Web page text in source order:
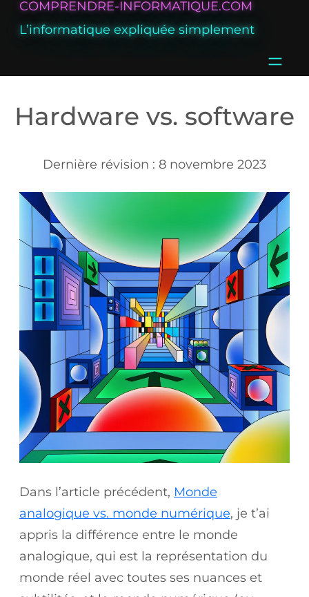
AllerCOMPRENDRE-INFORMATIQUE.COM
L’informatique expliquée simplement
Hardware vs. software
8 novembre 2023
Dans l’article précédent, Monde
analogique vs. monde numérique, je t’ai
appris la différence entre le monde
analogique, qui est la représentation du
monde réel avec toutes ses nuances et